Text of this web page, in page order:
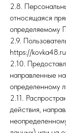
2.8.
относящаяся
определяемому
2.9.
https://
2.10.
направленные
определенному
2.11.
действия,